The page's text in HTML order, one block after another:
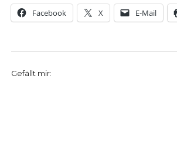
Facebook X E-Mail
Gefällt mir: